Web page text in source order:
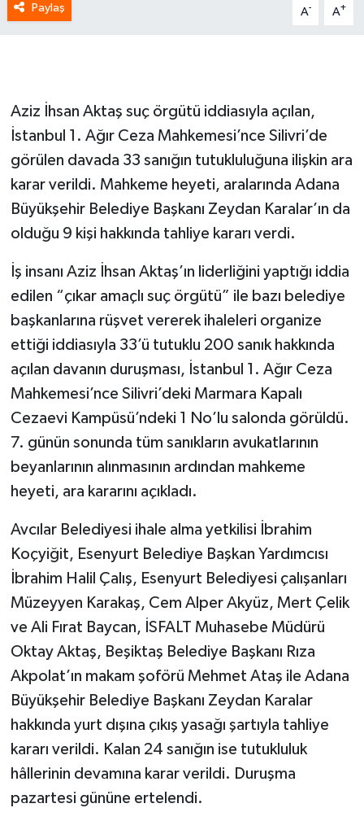
Paylaş A- A+
Aziz İhsan Aktaş suç örgütü iddiasıyla açılan,
İstanbul 1. Ağır Ceza Mahkemesi’nce Silivri’de
görülen davada 33 sanığın tutukluluğuna ilişkin ara
karar verildi. Mahkeme heyeti, aralarında Adana
Büyükşehir Belediye Başkanı Zeydan Karalar’ın da
olduğu 9 kişi hakkında tahliye kararı verdi.
İş insanı Aziz İhsan Aktaş’ın liderliğini yaptığı iddia
edilen “çıkar amaçlı suç örgütü” ile bazı belediye
başkanlarına rüşvet vererek ihaleleri organize
ettiği iddiasıyla 33’ü tutuklu 200 sanık hakkında
açılan davanın duruşması, İstanbul 1. Ağır Ceza
Mahkemesi’nce Silivri’deki Marmara Kapalı
Cezaevi Kampüsü’ndeki 1 No’lu salonda görüldü.
7. günün sonunda tüm sanıkların avukatlarının
beyanlarının alınmasının ardından mahkeme
heyeti, ara kararını açıkladı.
Avcılar Belediyesi ihale alma yetkilisi İbrahim
Koçyiğit, Esenyurt Belediye Başkan Yardımcısı
İbrahim Halil Çalış, Esenyurt Belediyesi çalışanları
Müzeyyen Karakaş, Cem Alper Akyüz, Mert Çelik
ve Ali Fırat Baycan, İSFALT Muhasebe Müdürü
Oktay Aktaş, Beşiktaş Belediye Başkanı Rıza
Akpolat’ın makam şoförü Mehmet Ataş ile Adana
Büyükşehir Belediye Başkanı Zeydan Karalar
hakkında yurt dışına çıkış yasağı şartıyla tahliye
kararı verildi. Kalan 24 sanığın ise tutukluluk
hâllerinin devamına karar verildi. Duruşma
pazartesi gününe ertelendi.